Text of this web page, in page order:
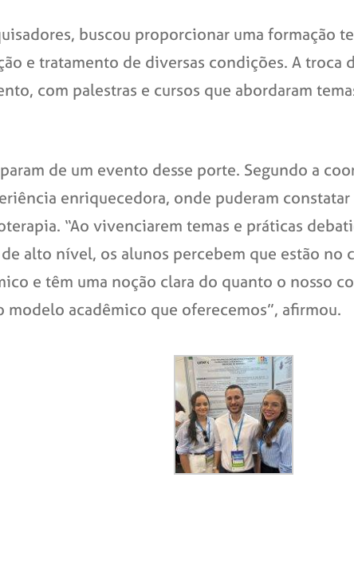
buscou proporcionar uma formação
e tratamento de diversas condições. A troca
com palestras e cursos que abordaram
de um evento desse porte. Segundo a
enriquecedora, onde puderam
“Ao vivenciarem temas e práticas
alto nível, os alunos percebem que estão no
e têm uma noção clara do quanto o nosso
acadêmico que oferecemos”, afirmou.